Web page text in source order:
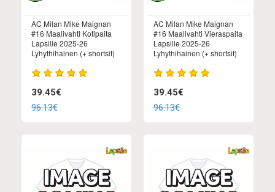
AC Milan Mike Maignan
#16 Maalivahti Kotipaita
Lapsille 2025-26
Lyhythihainen (+ shortsit)
39.45€
96.13€
AC Milan Mike Maignan
#16 Maalivahti Vieraspaita
Lapsille 2025-26
Lyhythihainen (+ shortsit)
39.45€
96.13€